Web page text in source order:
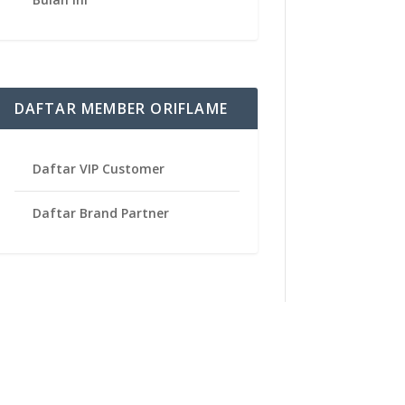
DAFTAR MEMBER ORIFLAME
Daftar VIP Customer
Daftar Brand Partner